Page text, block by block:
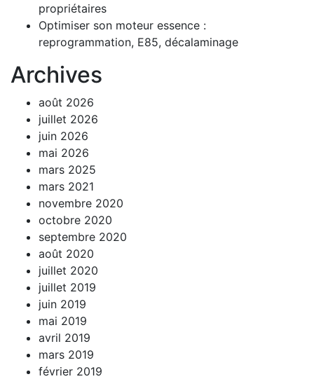
propriétaires
Optimiser son moteur essence :
reprogrammation, E85, décalaminage
Archives
août 2026
juillet 2026
juin 2026
mai 2026
mars 2025
mars 2021
novembre 2020
octobre 2020
septembre 2020
août 2020
juillet 2020
juillet 2019
juin 2019
mai 2019
avril 2019
mars 2019
février 2019